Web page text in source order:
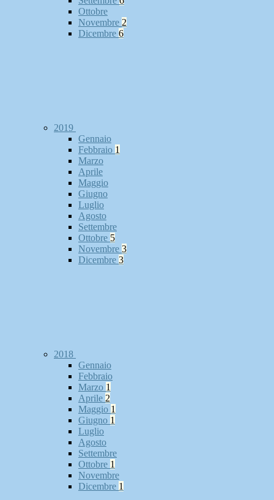
Ottobre
Novembre 2
Dicembre 6
2019
Gennaio
Febbraio 1
Marzo
Aprile
Maggio
Giugno
Luglio
Agosto
Settembre
Ottobre 5
Novembre 3
Dicembre 3
2018
Gennaio
Febbraio
Marzo 1
Aprile 2
Maggio 1
Giugno 1
Luglio
Agosto
Settembre
Ottobre 1
Novembre
Dicembre 1